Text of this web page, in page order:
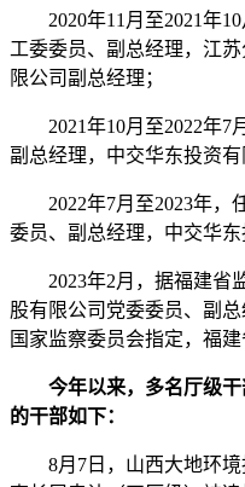
2020年11月至2021年
工委委员、副总经理，江
限公司副总经理；
2021年10月至2022年
副总经理，中交华东投资
2022年7月至2023年
委员、副总经理，中交华
2023年2月，据福建省
股有限公司党委委员、副
国家监察委员会指定，福
今年以来，多名厅级
的干部如下：
8月7日，山西大地环